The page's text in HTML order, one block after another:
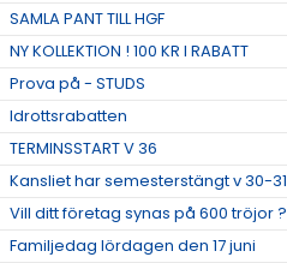
SAMLA PANT TILL HGF
NY KOLLEKTION ! 100 KR I RABATT
Prova på - STUDS
Idrottsrabatten
TERMINSSTART V 36
Kansliet har semesterstängt v 30-31
Vill ditt företag synas på 600 tröjor ?
Familjedag lördagen den 17 juni